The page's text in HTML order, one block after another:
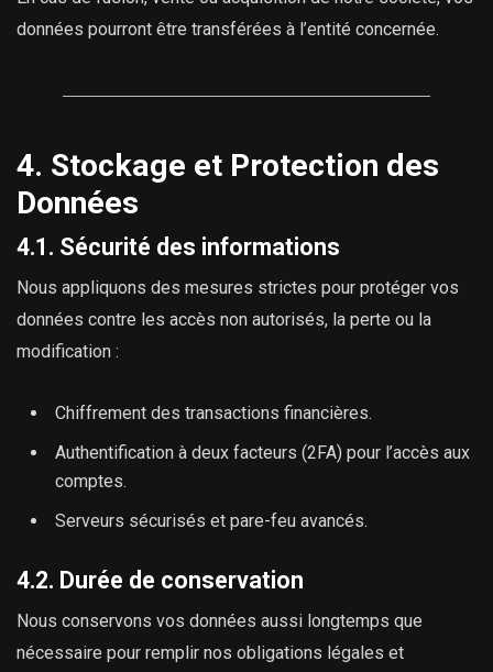
données pourront être transférées à l’entité concernée.
4. Stockage et Protection des
Données
4.1. Sécurité des informations
Nous appliquons des mesures strictes pour protéger vos
données contre les accès non autorisés, la perte ou la
modification :
Chiffrement des transactions financières.
Authentification à deux facteurs (2FA) pour l’accès aux
comptes.
Serveurs sécurisés et pare-feu avancés.
4.2. Durée de conservation
Nous conservons vos données aussi longtemps que
nécessaire pour remplir nos obligations légales et